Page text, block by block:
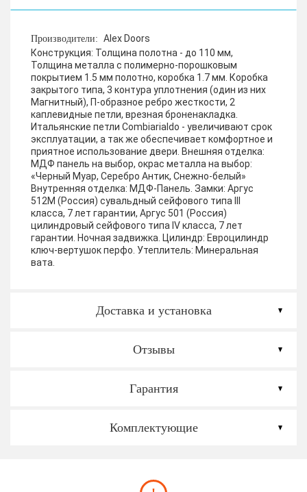
Производители: Alex Doors
Конструкция: Толщина полотна - до 110 мм,
Толщина металла с полимерно-порошковым
покрытием 1.5 мм полотно, коробка 1.7 мм. Коробка
закрытого типа, 3 контура уплотнения (один из них
Магнитный), П-образное ребро жесткости, 2
каплевидные петли, врезная броненакладка.
Итальянские петли Combiarialdo - увеличивают срок
эксплуатации, а так же обеспечивает комфортное и
приятное использование двери. Внешняя отделка:
МДФ панель на выбор, окрас металла на выбор:
«Черный Муар, Серебро Антик, Снежно-белый»
Внутренняя отделка: МДФ-Панель. Замки: Аргус
512М (Россия) сувальдный сейфового типа III
класса, 7 лет гарантии, Аргус 501 (Россия)
цилиндровый сейфового типа IV класса, 7 лет
гарантии. Ночная задвижка. Цилиндр: Евроцилиндр
ключ-вертушок перфо. Утеплитель: Минеральная
вата.
Доставка и установка
Отзывы
Гарантия
Комплектующие